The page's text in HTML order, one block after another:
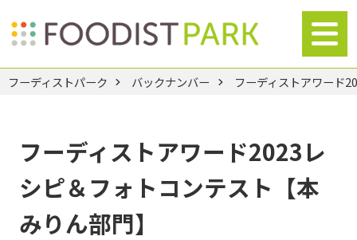
フーディストパーク バックナンバー フーディストアワード
フーディストアワード2023レ
シピ＆フォトコンテスト【本
みりん部門】